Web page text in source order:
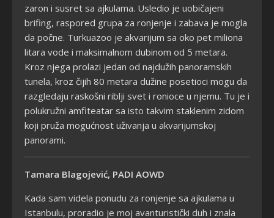
zaron i susret sa ajkulama. Usledio je uobičajeni
brifing, raspored grupa za ronjenje i zabava je mogla
da počne. Turkuazoo je akvarijum sa oko pet miliona
litara vode i maksimalnom dubinom od 5 metara.
Kroz njega prolazi jedan od najdužih panoramskih
tunela, kroz čijih 80 metara dužine posetioci mogu da
razgledaju raskošni riblji svet i ronioce u njemu. Tu je i
polukružni amfiteatar sa isto takvim staklenim zidom
koji pruža mogućnost uživanja u akvarijumskoj
panorami.
Tamara Blagojević, PADI AOWD
Kada sam videla ponudu za ronjenje sa ajkulama u
Istanbulu, proradio je moj avanturistički duh i znala